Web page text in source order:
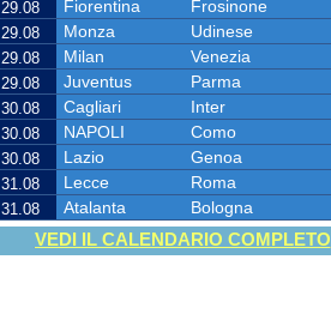
29.08 Fiorentina Frosinone
29.08 Monza Udinese
29.08 Milan Venezia
29.08 Juventus Parma
30.08 Cagliari Inter
30.08 NAPOLI Como
30.08 Lazio Genoa
31.08 Lecce Roma
31.08 Atalanta Bologna
VEDI IL CALENDARIO COMPLETO